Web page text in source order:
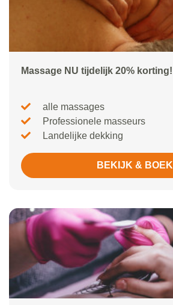
Massage NU tijdelijk 20% korting!
alle massages
Professionele masseurs
Landelijke dekking
BEKIJK & BOEK